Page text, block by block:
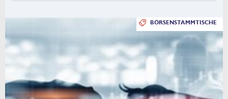
BÖRSENSTAMMTISCHE